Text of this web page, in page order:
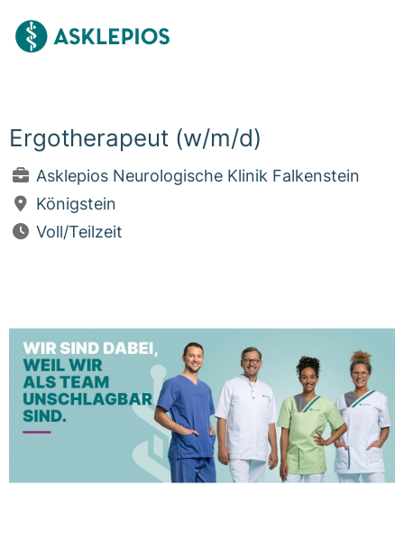
Ergotherapeut (w/m/d)
Asklepios Neurologische Klinik Falkenstein
Königstein
Voll/Teilzeit